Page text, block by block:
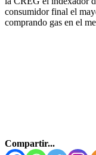
consumidor final el
comprando gas en el
Compartir...